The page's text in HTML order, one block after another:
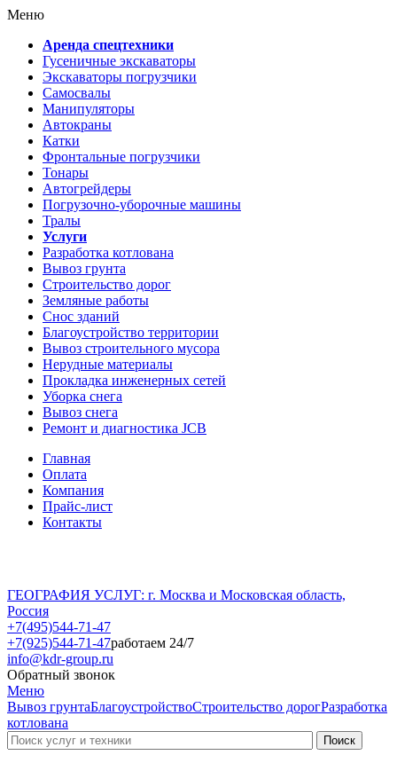
Меню
Аренда спецтехники
Гусеничные экскаваторы
Экскаваторы погрузчики
Самосвалы
Манипуляторы
Автокраны
Катки
Фронтальные погрузчики
Тонары
Автогрейдеры
Погрузочно-уборочные машины
Тралы
Услуги
Разработка котлована
Вывоз грунта
Строительство дорог
Земляные работы
Снос зданий
Благоустройство территории
Вывоз строительного мусора
Нерудные материалы
Прокладка инженерных сетей
Уборка снега
Вывоз снега
Ремонт и диагностика JCB
Главная
Оплата
Компания
Прайс-лист
Контакты
ГЕОГРАФИЯ УСЛУГ: г. Москва и Московская область,
Россия
+7(495)544-71-47
+7(925)544-71-47работаем 24/7
info@kdr-group.ru
Обратный звонок
Меню
Вывоз грунтаБлагоустройствоСтроительство дорогРазработка
котлована